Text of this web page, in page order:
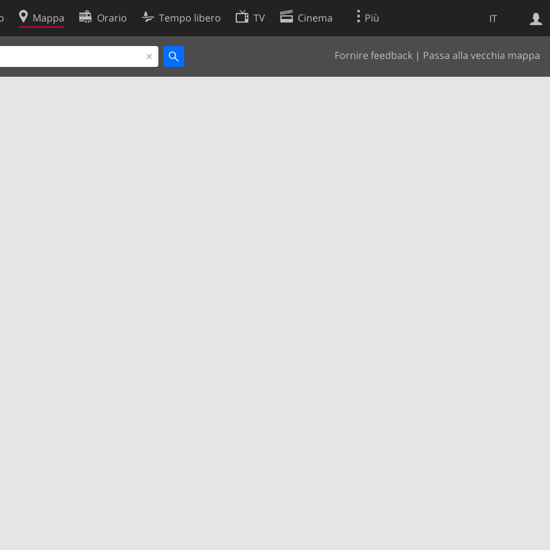
IT
Mappa Orario Tempo libero TV Cinema Più
Fornire feedback | Passa alla vecchia mappa
Ricerca Web
Politica sui cookie
Preferenze cookie